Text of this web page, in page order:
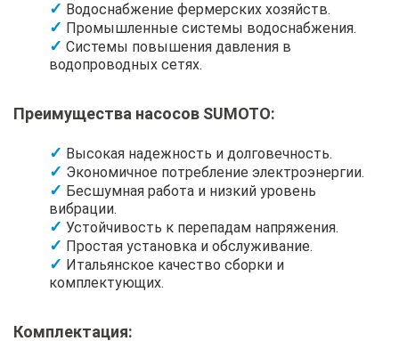
Водоснабжение фермерских хозяйств.
Промышленные системы водоснабжения.
Системы повышения давления в
водопроводных сетях.
Преимущества насосов SUMOTO:
Высокая надежность и долговечность.
Экономичное потребление электроэнергии.
Бесшумная работа и низкий уровень
вибрации.
Устойчивость к перепадам напряжения.
Простая установка и обслуживание.
Итальянское качество сборки и
комплектующих.
Комплектация: